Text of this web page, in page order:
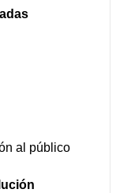
al público